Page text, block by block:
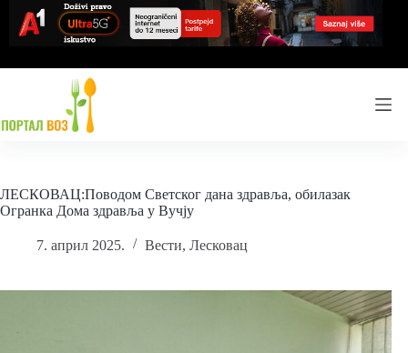
content
ЛЕСКОВАЦ:Поводом Светског дана здравља, обилазак
Огранка Дома здравља у Вучју
7. април 2025. Вести, Лесковац